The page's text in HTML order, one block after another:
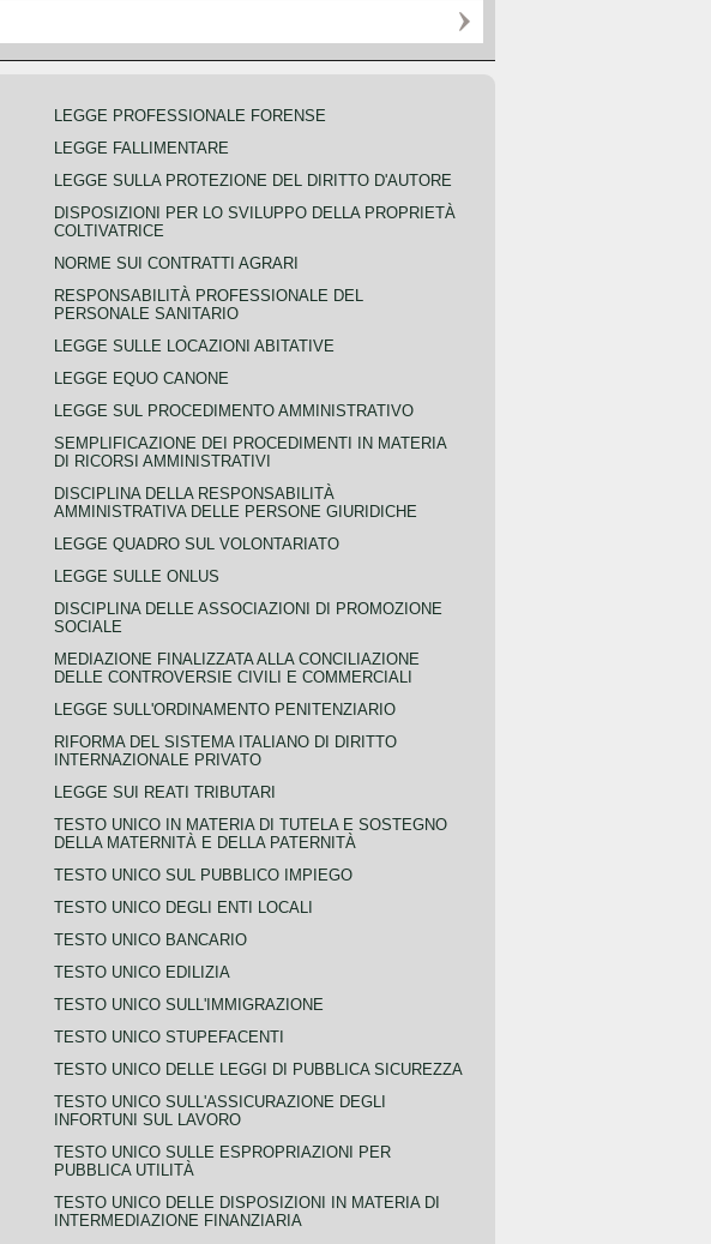
LEGGE PROFESSIONALE FORENSE
LEGGE FALLIMENTARE
LEGGE SULLA PROTEZIONE DEL DIRITTO D'AUTORE
DISPOSIZIONI PER LO SVILUPPO DELLA PROPRIETÀ
COLTIVATRICE
NORME SUI CONTRATTI AGRARI
RESPONSABILITÀ PROFESSIONALE DEL
PERSONALE SANITARIO
LEGGE SULLE LOCAZIONI ABITATIVE
LEGGE EQUO CANONE
LEGGE SUL PROCEDIMENTO AMMINISTRATIVO
SEMPLIFICAZIONE DEI PROCEDIMENTI IN MATERIA
DI RICORSI AMMINISTRATIVI
DISCIPLINA DELLA RESPONSABILITÀ
AMMINISTRATIVA DELLE PERSONE GIURIDICHE
LEGGE QUADRO SUL VOLONTARIATO
LEGGE SULLE ONLUS
DISCIPLINA DELLE ASSOCIAZIONI DI PROMOZIONE
SOCIALE
MEDIAZIONE FINALIZZATA ALLA CONCILIAZIONE
DELLE CONTROVERSIE CIVILI E COMMERCIALI
LEGGE SULL'ORDINAMENTO PENITENZIARIO
RIFORMA DEL SISTEMA ITALIANO DI DIRITTO
INTERNAZIONALE PRIVATO
LEGGE SUI REATI TRIBUTARI
TESTO UNICO IN MATERIA DI TUTELA E SOSTEGNO
DELLA MATERNITÀ E DELLA PATERNITÀ
TESTO UNICO SUL PUBBLICO IMPIEGO
TESTO UNICO DEGLI ENTI LOCALI
TESTO UNICO BANCARIO
TESTO UNICO EDILIZIA
TESTO UNICO SULL'IMMIGRAZIONE
TESTO UNICO STUPEFACENTI
TESTO UNICO DELLE LEGGI DI PUBBLICA SICUREZZA
TESTO UNICO SULL'ASSICURAZIONE DEGLI
INFORTUNI SUL LAVORO
TESTO UNICO SULLE ESPROPRIAZIONI PER
PUBBLICA UTILITÀ
TESTO UNICO DELLE DISPOSIZIONI IN MATERIA DI
INTERMEDIAZIONE FINANZIARIA